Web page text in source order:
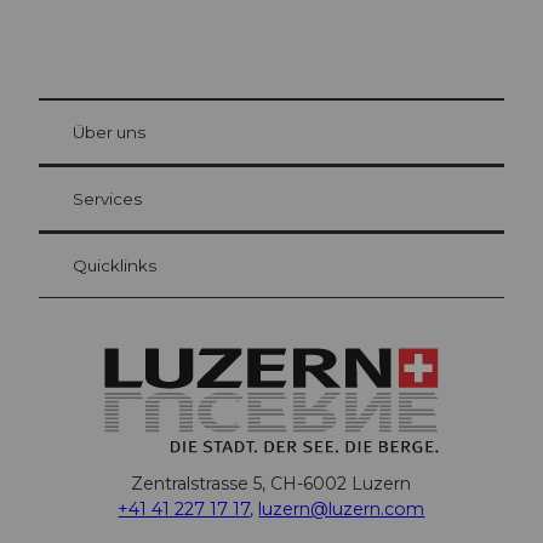
Gästekarte Luzern
Ihre Vorteile als Übernachtungsgast
at Bre
Über uns
Services
Quicklinks
Zentralstrasse 5, CH-6002 Luzern
+41 41 227 17 17, luzern@luzern.com